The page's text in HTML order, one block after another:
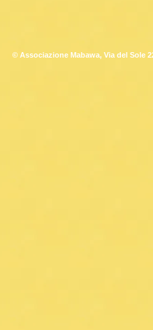
© Associazione Mabawa, Via del Sole